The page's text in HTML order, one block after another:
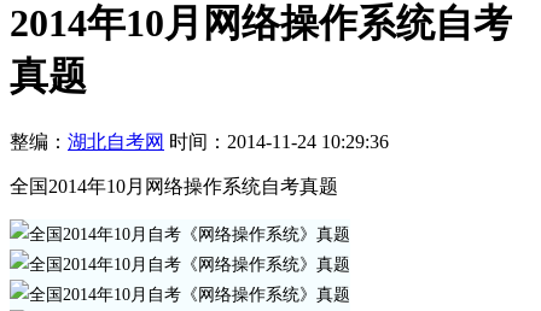
2014年10月网络操作系统自考
真题
整编： 湖北自考网 时间：2014-11-24 10:29:36
全国2014年10月网络操作系统自考真题